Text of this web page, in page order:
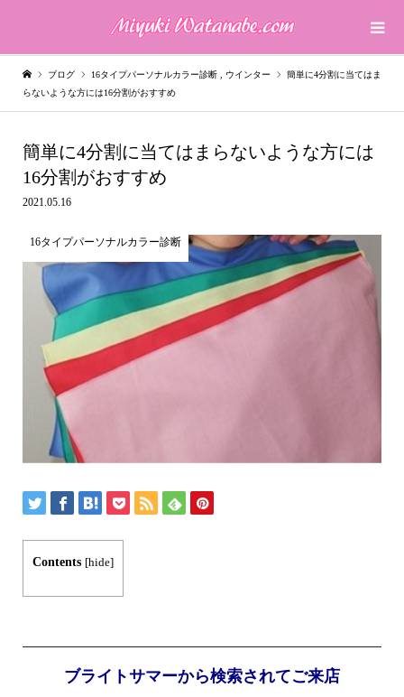
ブログ 16タイプパーソナルカラー診断 ウインター
簡単に4分割に当てはま
らないような方には16分割がおすすめ
簡単に4分割に当てはまらないような方には
16分割がおすすめ
2021.05.16
16タイプパーソナルカラー診断
Contents [hide]
ブライトサマーから検索されてご来店